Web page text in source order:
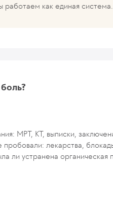
работаем как единая
МРТ, КТ, выписки,
лекарства,
ли устранена органическая